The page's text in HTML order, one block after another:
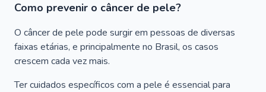
Como prevenir o câncer de pele?
O câncer de pele pode surgir em pessoas de diversas
faixas etárias, e principalmente no Brasil, os casos
crescem cada vez mais.
Ter cuidados específicos com a pele é essencial para